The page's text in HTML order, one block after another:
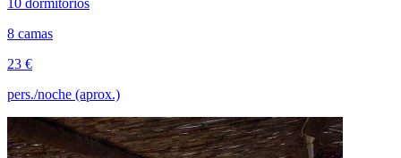
10 dormitorios
8 camas
23 €
pers./noche (aprox.)